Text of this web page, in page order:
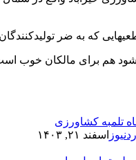
که به ضر
شود هم برای مالکان خوب
تلمبه کشاورزی
اسفند ۲۱, ۱۴۰۳